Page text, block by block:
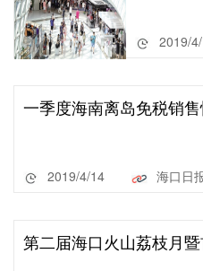
2019/
一季度海南离岛免税销
2019/4/14 海口日
第二届海口火山荔枝月